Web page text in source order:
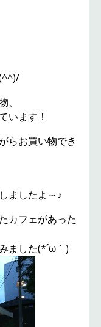
います！
らお買い物でき
ましたよ～♪
カフェがあった
ました(*´ω｀)